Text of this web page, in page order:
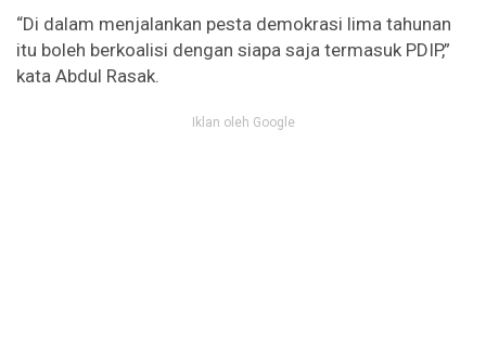
“Di dalam menjalankan pesta demokrasi lima tahunan
itu boleh berkoalisi dengan siapa saja termasuk PDIP,”
kata Abdul Rasak.
Iklan oleh Google